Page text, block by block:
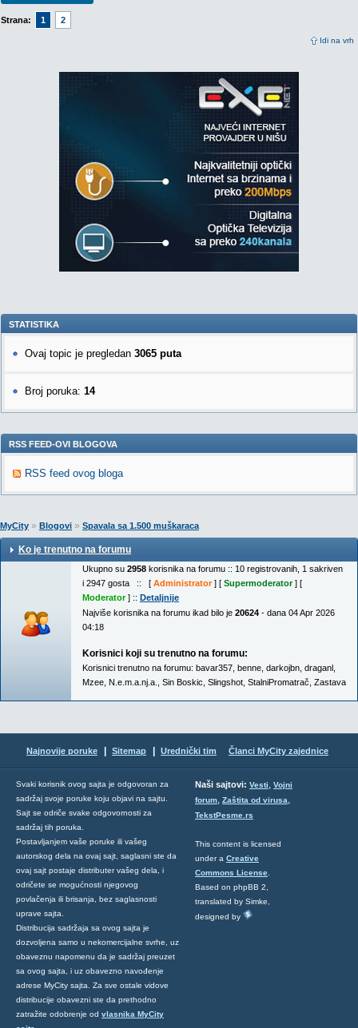
Strana: 1 2
Idi na vrh
STATISTIKA
Ovaj topic je pregledan 3065 puta
Broj poruka: 14
RSS FEED-OVI BLOGOVA
RSS feed ovog bloga
MyCity » Blogovi » Spavala sa 1.500 muškaraca
Ko je trenutno na forumu
Ukupno su 2958 korisnika na forumu :: 10 registrovanih, 1 sakriven
i 2947 gosta :: [ Administrator] [ Supermoderator] [
Moderator] :: Detaljnije
Najviše korisnika na forumu ikad bilo je 20624 - dana 04 Apr 2026
04:18
Korisnici koji su trenutno na forumu:
Korisnici trenutno na forumu: bavar357 benne darkojbn draganl
Mzee N.e.m.a.nj.a. Sin Boskic Slingshot StalniPromatrač Zastava
Najnovije poruke Sitemap Urednički tim Članci MyCity zajednice
Svaki korisnik ovog sajta je odgovoran za
sadržaj svoje poruke koju objavi na sajtu.
Sajt se odriče svake odgovornosti za
sadržaj tih poruka.
Postavljanjem vaše poruke ili vašeg
autorskog dela na ovaj sajt, saglasni ste da
ovaj sajt postaje distributer vašeg dela, i
odričete se mogućnosti njegovog
povlačenja ili brisanja, bez saglasnosti
uprave sajta.
Distribucija sadržaja sa ovog sajta je
dozvoljena samo u nekomercijalne svrhe, uz
obaveznu napomenu da je sadržaj preuzet
sa ovog sajta, i uz obavezno navođenje
adrese MyCity sajta. Za sve ostale vidove
distribucije obavezni ste da prethodno
zatražite odobrenje od vlasnika MyCity
Naši sajtovi: Vesti, Vojni
forum, Zaštita od virusa,
TekstPesme.rs
This content is licensed
under a Creative
Commons License
Based on phpBB 2,
translated by Simke,
designed by